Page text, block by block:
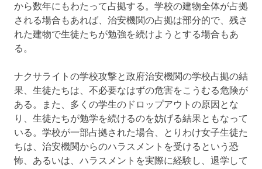
から数年にもわたって占拠する。学校の建物全体が占拠
される場合もあれば、治安機関の占拠は部分的で、残さ
れた建物で生徒たちが勉強を続けようとする場合もあ
る。
ナクサライトの学校攻撃と政府治安機関の学校占拠の結
果、生徒たちは、不必要なはずの危害をこうむる危険が
ある。また、多くの学生のドロップアウトの原因とな
り、生徒たちが勉学を続けるのを妨げる結果ともなって
いる。学校が一部占拠された場合、とりわけ女子生徒た
ちは、治安機関からのハラスメントを受けるという恐
怖、あるいは、ハラスメントを実際に経験し、退学して